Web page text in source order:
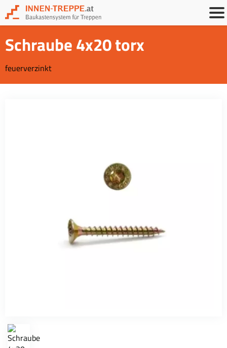
Schraube 4x20 torx
feuerverzinkt